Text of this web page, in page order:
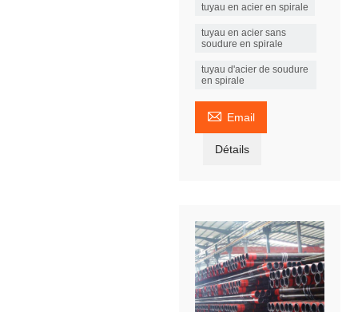
tuyau en acier en spirale
tuyau en acier sans
soudure en spirale
tuyau d'acier de soudure
en spirale
 Email
Détails